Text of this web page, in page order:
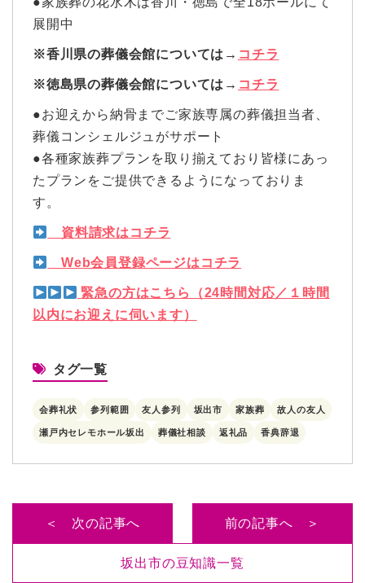
展開中
※香川県の葬儀会館については→ コチラ
※徳島県の葬儀会館については→ コチラ
●お迎えから納骨までご家族専属の葬儀担当者、
葬儀コンシェルジュがサポート
●各種家族葬プランを取り揃えており皆様にあっ
たプランをご提供できるようになっておりま
す。
資料請求はコチラ
Web会員登録ページはコチラ
緊急の方はこちら（24時間対応／１時間
以内にお迎えに伺います）
タグ一覧
会葬礼状 参列範囲 友人参列 坂出市 家族葬 故人の友人
瀬戸内セレモホール坂出 葬儀社相談 返礼品 香典辞退
＜ 次の記事へ
坂出市の豆知識一覧
前の記事へ ＞